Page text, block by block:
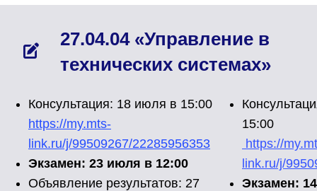
27.04.04 «Управление в
технических системах»
Консультация: 18 июля в 15:00
https://my.mts-
link.ru/j/99509267/22285956353
Экзамен: 23 июля в 12:00
Объявление результатов: 27
15:00
https://
link.ru/j/
Экзамен: